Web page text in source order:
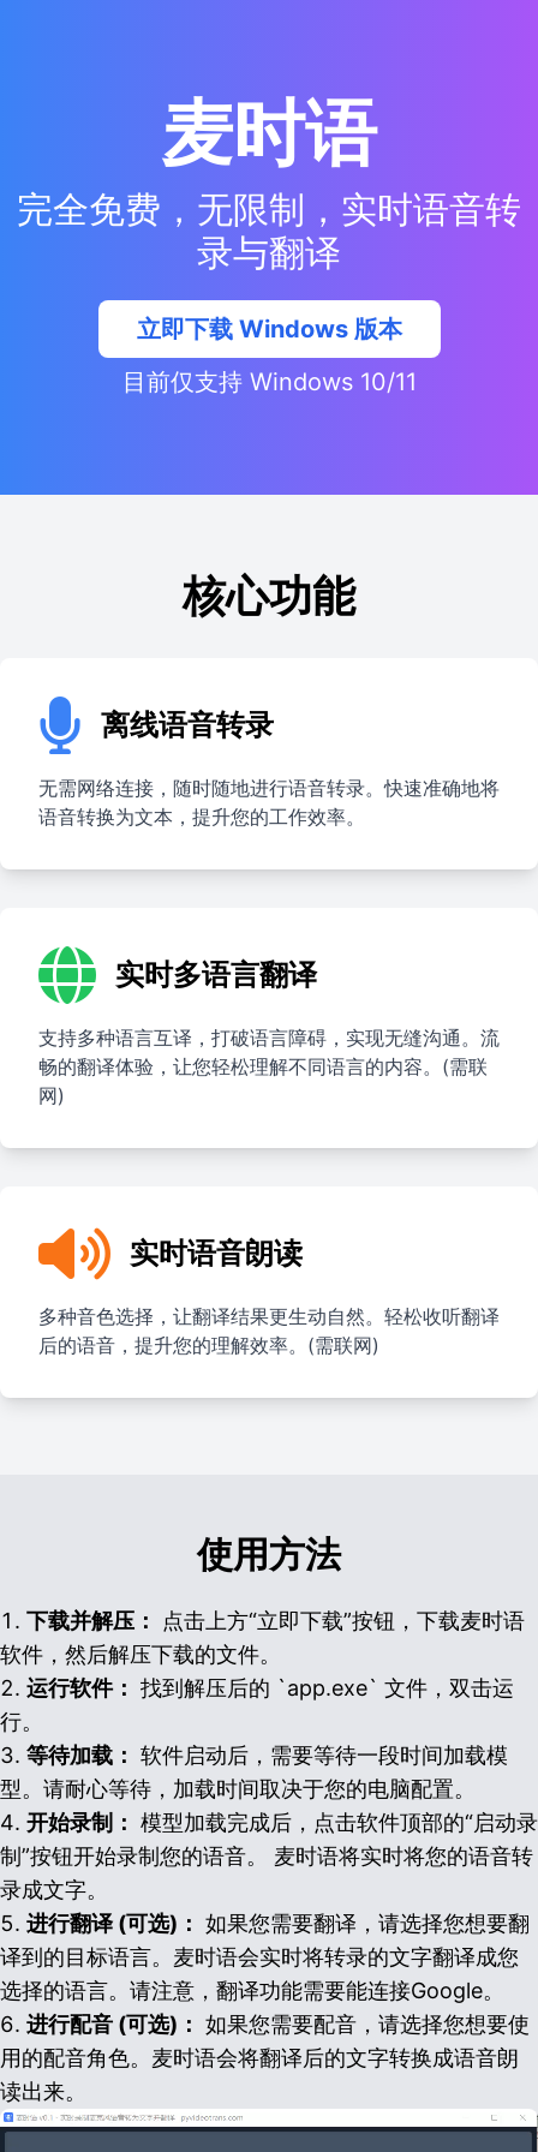
麦时语
完全免费，无限制，实时语音转
录与翻译
立即下载 Windows 版本
目前仅支持 Windows 10/11
核心功能
离线语音转录
无需网络连接，随时随地进行语音转录。快速准确地将
语音转换为文本，提升您的工作效率。
实时多语言翻译
支持多种语言互译，打破语言障碍，实现无缝沟通。流
畅的翻译体验，让您轻松理解不同语言的内容。(需联
网)
实时语音朗读
多种音色选择，让翻译结果更生动自然。轻松收听翻译
后的语音，提升您的理解效率。(需联网)
使用方法
下载并解压：
点击上方“立即下载”按钮，下载麦时语
软件，然后解压下载的文件。
运行软件： 找到解压后的 `app.exe` 文件，双击运
行。
等待加载： 软件启动后，需要等待一段时间加载模
型。请耐心等待，加载时间取决于您的电脑配置。
开始录制： 模型加载完成后，点击软件顶部的“启动录
制”按钮开始录制您的语音。 麦时语将实时将您的语音转
录成文字。
进行翻译 (可选)： 如果您需要翻译，请选择您想要翻
译到的目标语言。麦时语会实时将转录的文字翻译成您
选择的语言。请注意，翻译功能需要能连接Google。
进行配音 (可选)： 如果您需要配音，请选择您想要使
用的配音角色。麦时语会将翻译后的文字转换成语音朗
读出来。